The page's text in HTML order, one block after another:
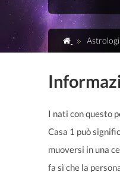
I nati con questo
Casa 1 può
muoversi in una
fa sì che la